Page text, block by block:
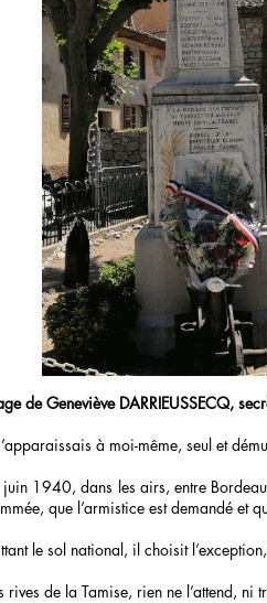
de Geneviève DARRIEUSSECQ,
à moi-même, seul et
1940, dans les airs, entre
que l’armistice est demandé et
le sol national, il choisit
rives de la Tamise, rien ne l’attend,